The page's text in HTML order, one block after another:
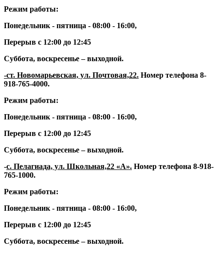
Режим работы:
Понедельник - пятница - 08:00 - 16:00,
Перерыв с 12:00 до 12:45
Суббота, воскресенье – выходной.
-ст. Новомарьевская, ул. Почтовая,22. Номер телефона 8-
918-765-4000.
Режим работы:
Понедельник - пятница - 08:00 - 16:00,
Перерыв с 12:00 до 12:45
Суббота, воскресенье – выходной.
-с. Пелагиада, ул. Школьная,22 «А». Номер телефона 8-918-
765-1000.
Режим работы:
Понедельник - пятница - 08:00 - 16:00,
Перерыв с 12:00 до 12:45
Суббота, воскресенье – выходной.